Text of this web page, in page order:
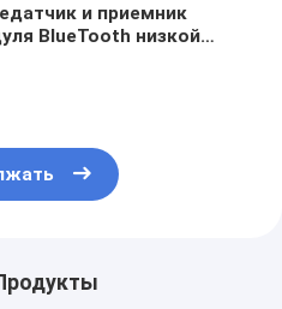
и приемник
BlueTooth низкой